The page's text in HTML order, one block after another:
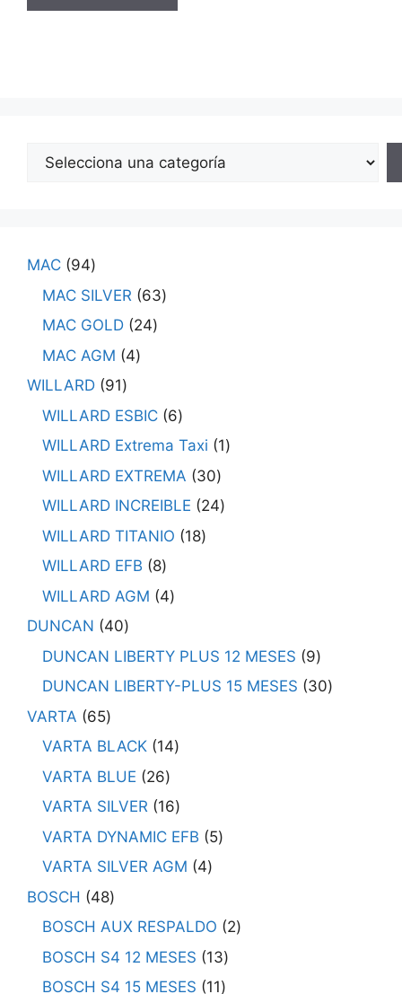
MAC 94
MAC SILVER
63
MAC GOLD 24
MAC AGM
4
WILLARD 91
WILLARD ESBIC 6
WILLARD Extrema Taxi
1
WILLARD EXTREMA
30
WILLARD INCREIBLE
24
WILLARD TITANIO
18
WILLARD EFB
8
WILLARD AGM
4
DUNCAN
40
DUNCAN LIBERTY PLUS 12 MESES
9
DUNCAN LIBERTY-PLUS 15 MESES
30
VARTA
65
VARTA BLACK 14
VARTA BLUE
26
VARTA SILVER 16
VARTA DYNAMIC EFB
5
VARTA SILVER AGM
4
BOSCH
48
BOSCH AUX RESPALDO
2
BOSCH S4 12 MESES
13
BOSCH S4 15 MESES
11